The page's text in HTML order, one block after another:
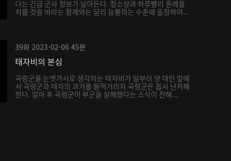
다는 긴급 군사 정보가 날아든다. 정소상과 하루빨리 혼례를
치를 것을 바라는 황제와는 달리 능불의는 수춘에 출정하여...
39화 2023-02-06 45분
태자비의 본심
곡령군을 눈엣가시로 생각하는 태자비가 일부러 양 대인 앞에
서 곡령군과 태자의 과거를 들먹거리자 곡령군은 몹시 난처해
한다. 얼마 후 곡령군이 부군을 살해했다는 소식이 전해...